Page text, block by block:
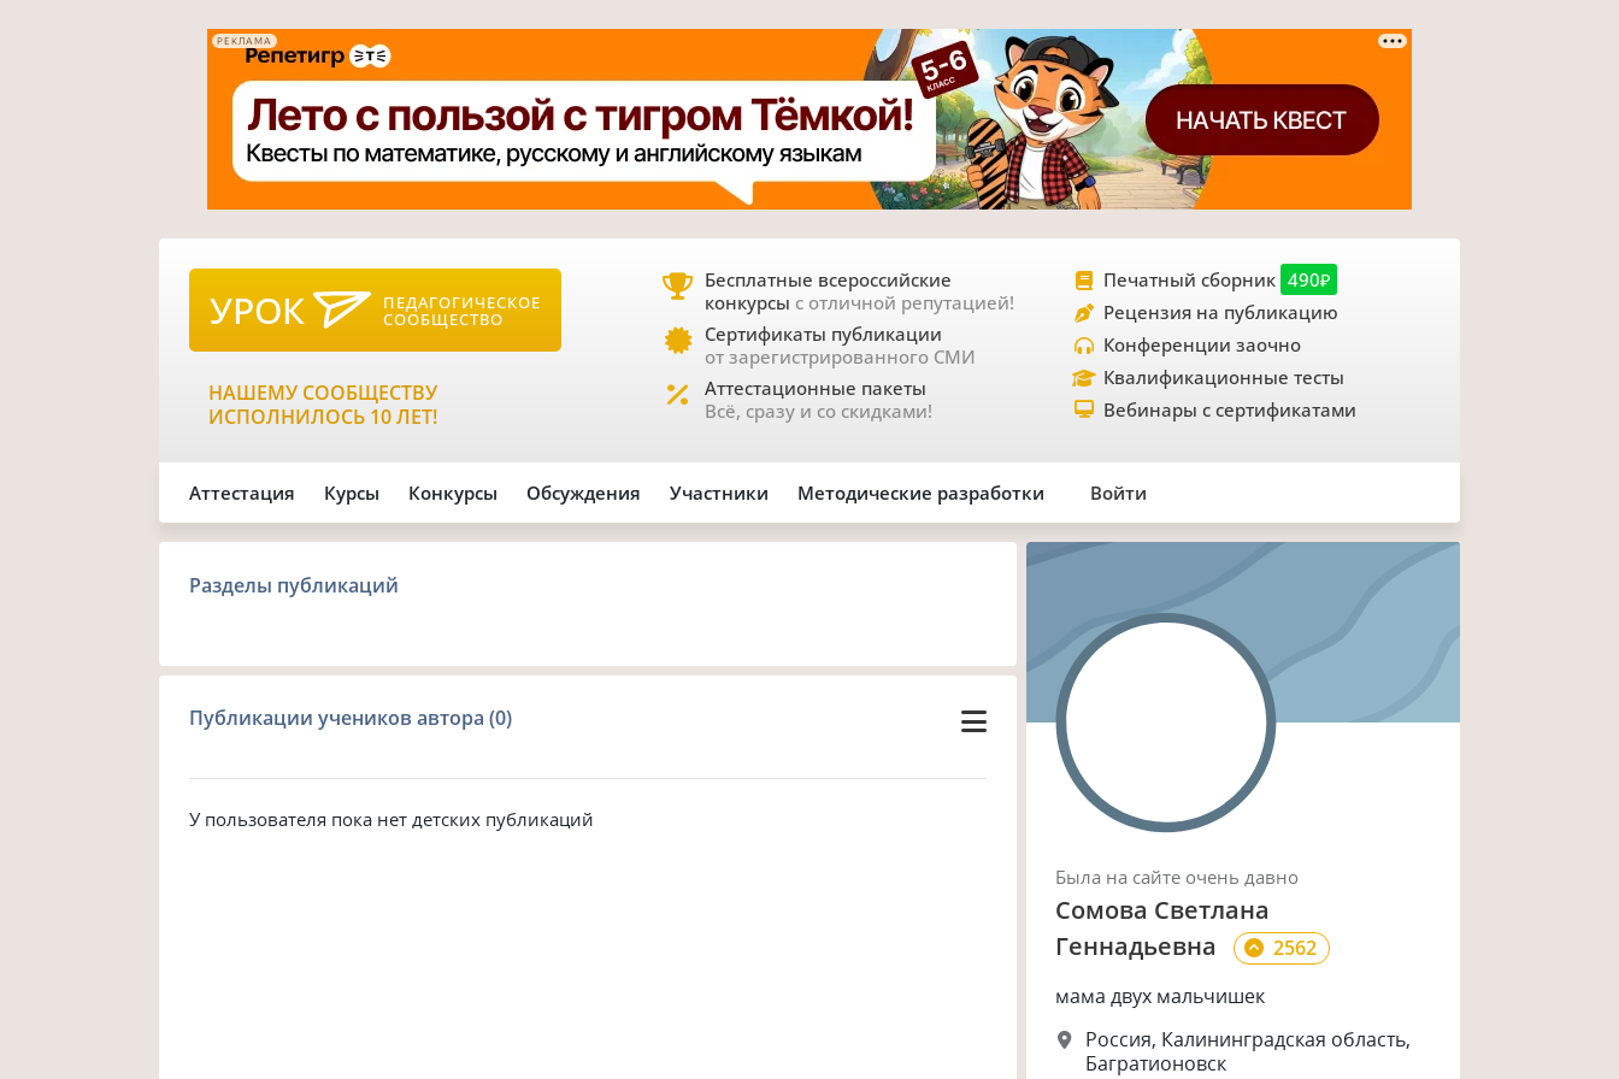
РЕКЛАМА
УРОК ПЕДАГОГИЧЕСКОЕ
СООБЩЕСТВО
НАШЕМУ СООБЩЕСТВУ
ИСПОЛНИЛОСЬ 10 ЛЕТ!
Бесплатные всероссийские
конкурсы с отличной репутацией!
Сертификаты публикации
от зарегистрированного СМИ
Аттестационные пакеты
Всё, сразу и со скидками!
Печатный сборник 490₽
Рецензия на публикацию
Конференции заочно
Квалификационные тесты
Вебинары с сертификатами
Аттестация Курсы Конкурсы Обсуждения Участники Методические разработки Войти
Разделы публикаций
Публикации учеников автора (0)
У пользователя пока нет детских публикаций
Была на сайте очень давно
Сомова Светлана
Геннадьевна
2562
мама двух мальчишек
Россия, Калининградская область,
Багратионовск